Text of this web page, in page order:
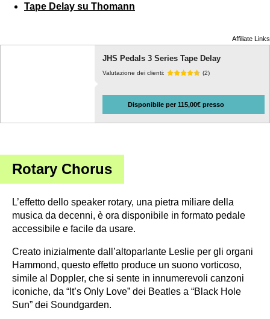
Tape Delay su Thomann
Affiliate Links
JHS Pedals 3 Series Tape Delay
Valutazione dei clienti: (2)
Disponibile per 115,00€ presso
Rotary Chorus
L’effetto dello speaker rotary, una pietra miliare della
musica da decenni, è ora disponibile in formato pedale
accessibile e facile da usare.
Creato inizialmente dall’altoparlante Leslie per gli organi
Hammond, questo effetto produce un suono vorticoso,
simile al Doppler, che si sente in innumerevoli canzoni
iconiche, da “It’s Only Love” dei Beatles a “Black Hole
Sun” dei Soundgarden.